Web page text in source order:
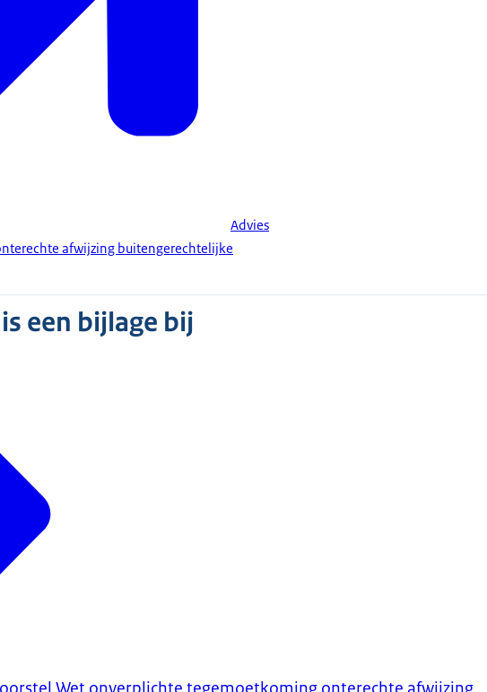
Advies
afwijzing buitengerechtelijke
een bijlage bij